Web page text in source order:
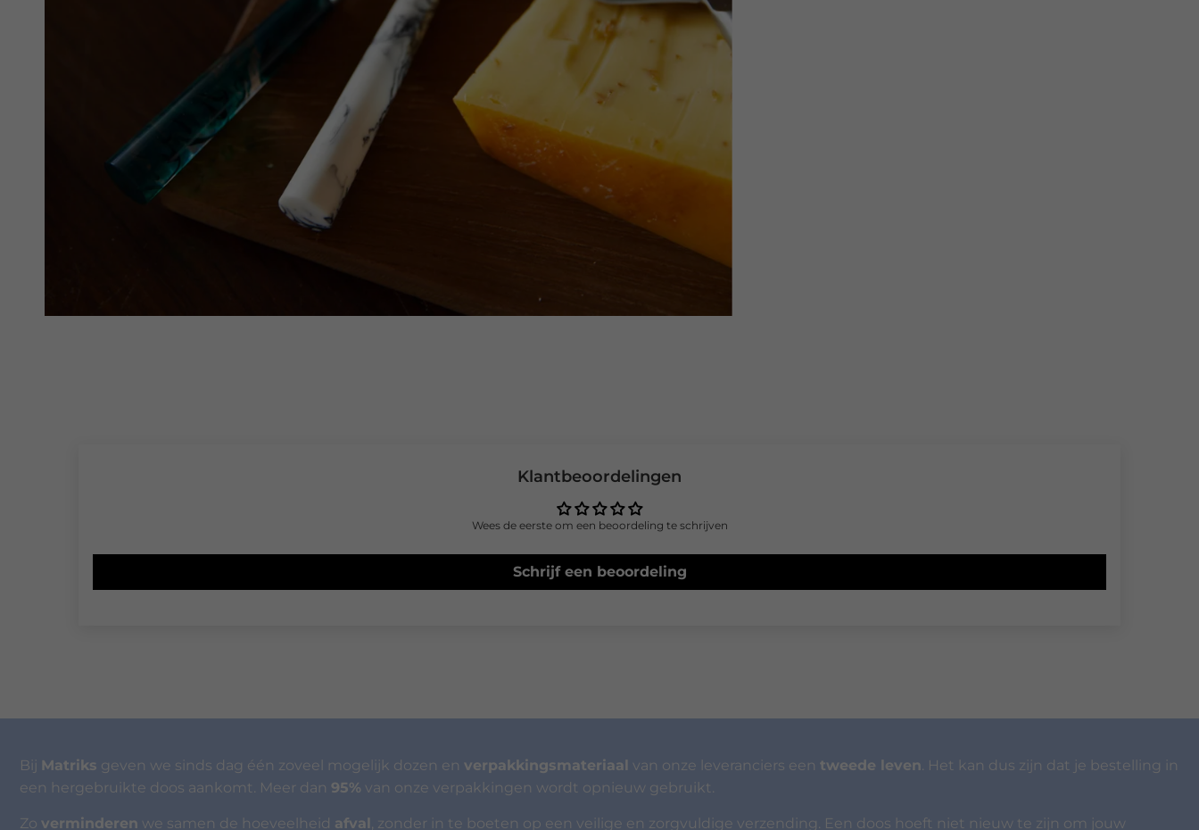
Klantbeoordelingen
Wees de eerste om een beoordeling te schrijven
Schrijf een beoordeling
Bij Matriks geven we sinds dag één zoveel mogelijk dozen en verpakkingsmateriaal van onze leveranciers een tweede leven. Het kan dus zijn dat je bestelling in
een hergebruikte doos aankomt. Meer dan 95% van onze verpakkingen wordt opnieuw gebruikt.
Zo verminderen we samen de hoeveelheid afval, zonder in te boeten op een veilige en zorgvuldige verzending. Een doos hoeft niet nieuw te zijn om jouw